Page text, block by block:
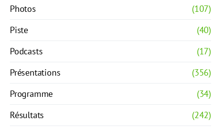
Photos
(107)
Piste
(40)
Podcasts
(17)
Présentations
(356)
Programme
(34)
Résultats
(242)